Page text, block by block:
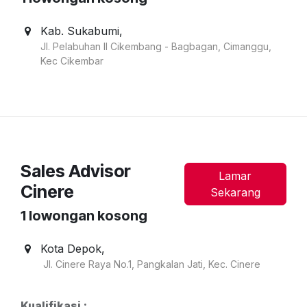
Kab. Sukabumi,
Jl. Pelabuhan II Cikembang - Bagbagan, Cimanggu,
Kec Cikembar
Sales Advisor
Cinere
Lamar
Sekarang
1 lowongan kosong
Kota Depok,
Jl. Cinere Raya No.1, Pangkalan Jati, Kec. Cinere